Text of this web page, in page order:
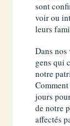
sont
voir ou
leurs
Dans
gens qui
notre
jours
de notre
affectés